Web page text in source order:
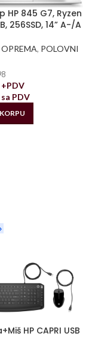
HP 845 G7, Ryzen
256SSD, 14” A-/A
, POLOVNI
+PDV
sa PDV
HP CAPRI USB